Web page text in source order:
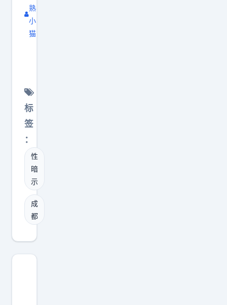
熟
小
猫
，
小
小
善
意
真
能
带
来
大
标
签
：
性
暗
示
成
都